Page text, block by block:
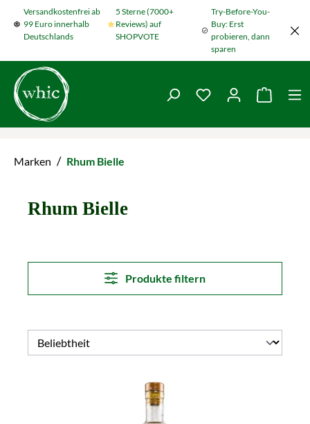
Zum Hauptinhalt springen
Versandkostenfrei ab
99 Euro innerhalb
Deutschlands
5 Sterne (7000+
Reviews) auf
SHOPVOTE
Try-Before-You-
Buy: Erst
probieren, dann
sparen
Du hast 0
Marken / Rhum Bielle
Rhum Bielle
Produkte filtern